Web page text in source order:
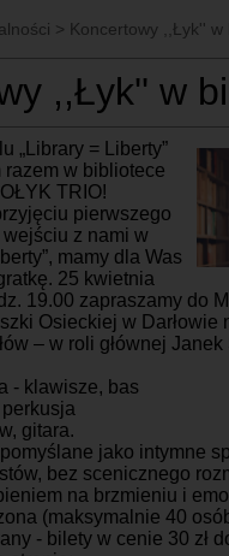
> Koncertowy ,,Łyk'' w
,,Łyk'' w
„Library = Liberty”
razem w bibliotece
TRIO!
pierwszego
z nami w
mamy dla Was
25 kwietnia
19.00 zapraszamy do
Osieckiej w Darłowie
– w roli głównej Janek
- klawisze, bas
gitara.
jako intymne
bez scenicznego
na brzmieniu i
(maksymalnie 40
- bilety w cenie 30 zł